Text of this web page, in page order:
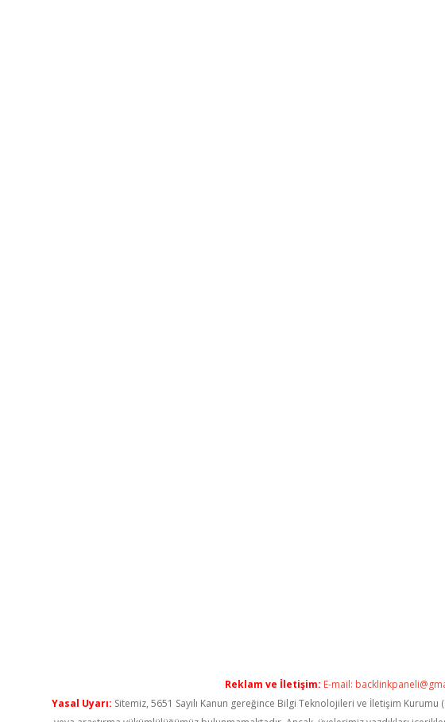
Reklam ve İletişim: E-mail:
Yasal Uyarı: Sitemiz, 5651 Sayılı Kanun gereğince Bilgi Teknolojileri ve İletişim